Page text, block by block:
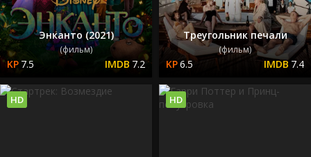
Энканто (2021)
(фильм)
7.5 7.2
Треугольник печали
(фильм)
6.5 7.4
HD HD